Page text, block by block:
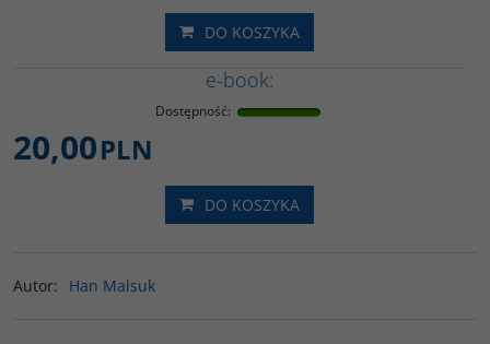
DO KOSZYKA
e-book:
Dostępność:
20,00PLN
DO KOSZYKA
Autor: Han Malsuk